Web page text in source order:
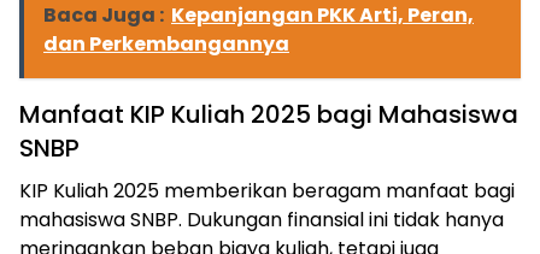
Baca Juga : Kepanjangan PKK Arti, Peran,
dan Perkembangannya
Manfaat KIP Kuliah 2025 bagi Mahasiswa
SNBP
KIP Kuliah 2025 memberikan beragam manfaat bagi
mahasiswa SNBP. Dukungan finansial ini tidak hanya